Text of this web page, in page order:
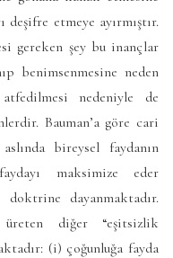
etmeye ayırmıştır.
gereken şey bu inançlar
benimsenmesine neden
nedeniyle de
Bauman’a göre cari
bireysel faydanın
maksimize eder
dayanmaktadır.
diğer “eşitsizlik
(i) çoğunluğa fayda